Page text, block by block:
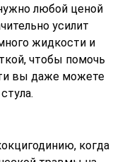
любой ценой
усилит
жидкости и
чтобы помочь
вы даже можете
когда